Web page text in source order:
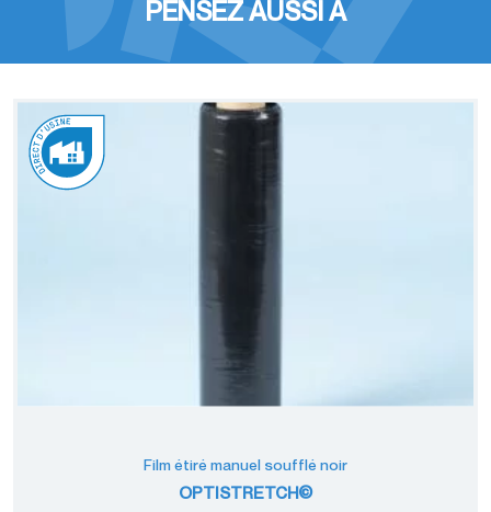
PENSEZ AUSSI À
Film étiré manuel soufflé noir
OPTISTRETCH©